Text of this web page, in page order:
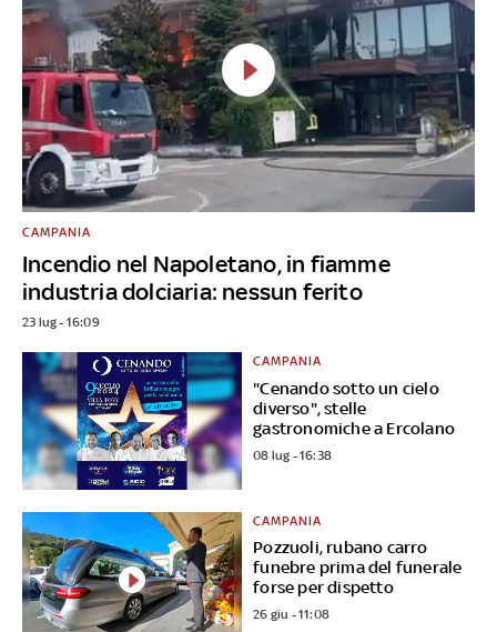
Incendio nel Napoletano, in fiamme
industria dolciaria: nessun ferito
CAMPANIA
23 lug - 16:09
"Cenando sotto un cielo
diverso", stelle
gastronomiche a Ercolano
CAMPANIA
08 lug - 16:38
Pozzuoli, rubano carro
funebre prima del funerale
forse per dispetto
CAMPANIA
26 giu - 11:08